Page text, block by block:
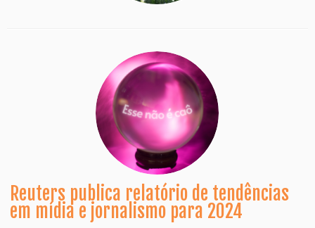
Reuters publica relatório de tendências
em mídia e jornalismo para 2024